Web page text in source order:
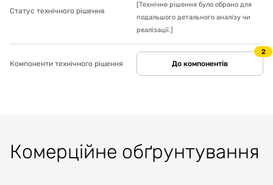
Статус технічного рішення
[Технічне рішення було обрано для
подальшого детального аналізу чи
реалізації.]
Компоненти технічного рішення До компонентів
2
Комерційне обґрунтування